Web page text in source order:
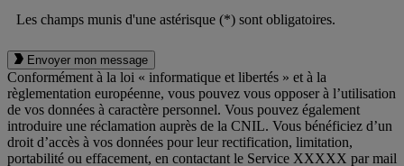
Les champs munis d'une astérisque (*) sont obligatoires.
Envoyer mon message
Conformément à la loi « informatique et libertés » et à la
règlementation européenne, vous pouvez vous opposer à l’utilisation
de vos données à caractère personnel. Vous pouvez également
introduire une réclamation auprès de la CNIL. Vous bénéficiez d’un
droit d’accès à vos données pour leur rectification, limitation,
portabilité ou effacement, en contactant le Service XXXXX par mail